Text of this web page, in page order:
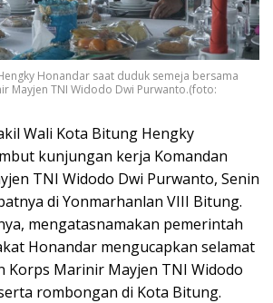
Honandar saat duduk semeja bersama
Mayjen TNI Widodo Dwi Purwanto.(foto:
Wali Kota Bitung Hengky
kunjungan kerja Komandan
TNI Widodo Dwi Purwanto, Senin
di Yonmarhanlan VIII Bitung.
mengatasnamakan pemerintah
Honandar mengucapkan selamat
Korps Marinir Mayjen TNI Widodo
rombongan di Kota Bitung.